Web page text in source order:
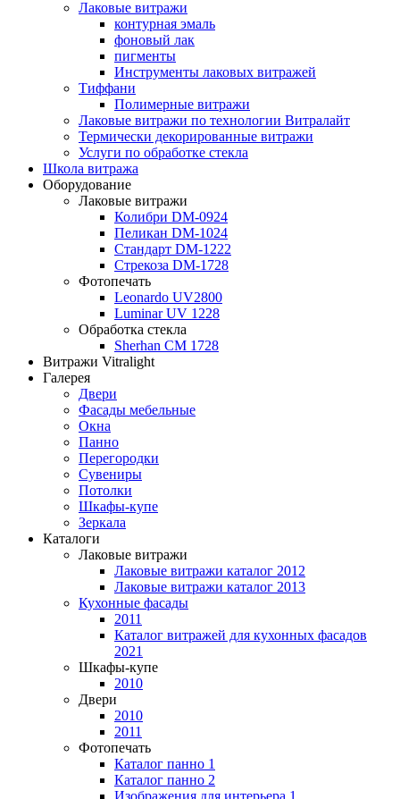
Лаковые витражи
контурная эмаль
фоновый лак
пигменты
Инструменты лаковых витражей
Тиффани
Полимерные витражи
Лаковые витражи по технологии Витралайт
Термически декорированные витражи
Услуги по обработке стекла
Школа витража
Оборудование
Лаковые витражи
Колибри DM-0924
Пеликан DM-1024
Стандарт DM-1222
Стрекоза DM-1728
Фотопечать
Leonardo UV2800
Luminar UV 1228
Обработка стекла
Sherhan CM 1728
Витражи Vitralight
Галерея
Двери
Фасады мебельные
Окна
Панно
Перегородки
Сувениры
Потолки
Шкафы-купе
Зеркала
Каталоги
Лаковые витражи
Лаковые витражи каталог 2012
Лаковые витражи каталог 2013
Кухонные фасады
2011
Каталог витражей для кухонных фасадов
2021
Шкафы-купе
2010
Двери
2010
2011
Фотопечать
Каталог панно 1
Каталог панно 2